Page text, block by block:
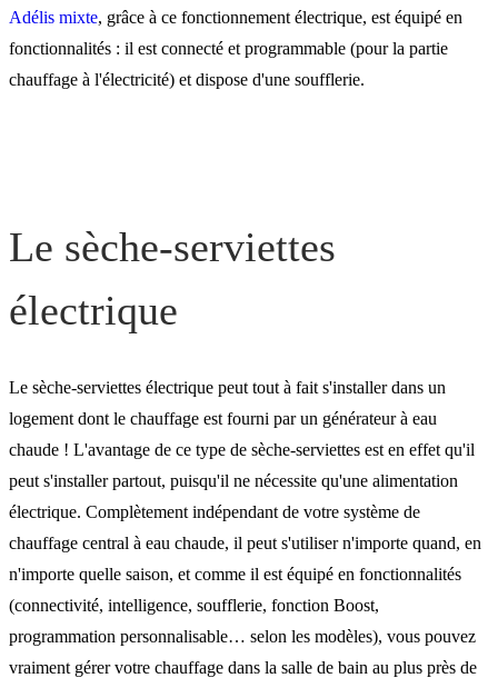
Adélis mixte, grâce à ce fonctionnement électrique, est équipé en
fonctionnalités : il est connecté et programmable (pour la partie
chauffage à l'électricité) et dispose d'une soufflerie.
Le sèche-serviettes
électrique
Le sèche-serviettes électrique peut tout à fait s'installer dans un
logement dont le chauffage est fourni par un générateur à eau
chaude ! L'avantage de ce type de sèche-serviettes est en effet qu'il
peut s'installer partout, puisqu'il ne nécessite qu'une alimentation
électrique. Complètement indépendant de votre système de
chauffage central à eau chaude, il peut s'utiliser n'importe quand, en
n'importe quelle saison, et comme il est équipé en fonctionnalités
(connectivité, intelligence, soufflerie, fonction Boost,
programmation personnalisable… selon les modèles), vous pouvez
vraiment gérer votre chauffage dans la salle de bain au plus près de